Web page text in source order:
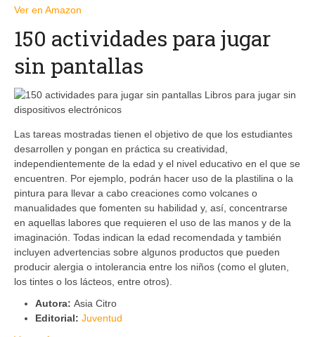
Ver en Amazon
150 actividades para jugar
sin pantallas
Las tareas mostradas tienen el objetivo de que los estudiantes
desarrollen y pongan en práctica su creatividad,
independientemente de la edad y el nivel educativo en el que se
encuentren. Por ejemplo, podrán hacer uso de la plastilina o la
pintura para llevar a cabo creaciones como volcanes o
manualidades que fomenten su habilidad y, así, concentrarse
en aquellas labores que requieren el uso de las manos y de la
imaginación. Todas indican la edad recomendada y también
incluyen advertencias sobre algunos productos que pueden
producir alergia o intolerancia entre los niños (como el gluten,
los tintes o los lácteos, entre otros).
Autora: Asia Citro
Editorial: Juventud